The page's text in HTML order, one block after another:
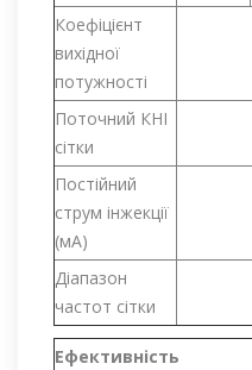
Коефіцієнт
вихідної
потужності
Поточний КНІ
сітки
Постійний
струм інжекції
(мА)
Діапазон
частот сітки
Ефективність